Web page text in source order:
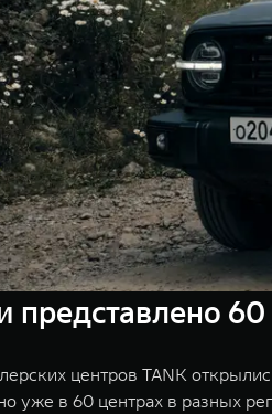
представлено
центров TANK
уже в 60 центрах в разных